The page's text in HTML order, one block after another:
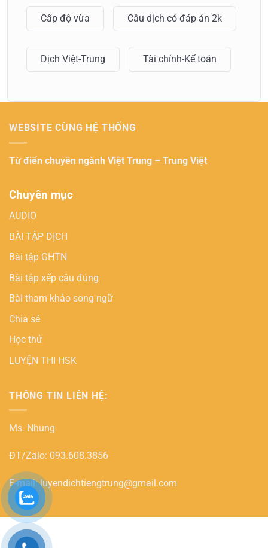
Cấp độ vừa Câu dịch có đáp án 2k
Dịch Việt-Trung Tài chính-Kế toán
WEBSITE CÙNG HỆ THỐNG
Từ điển chuyên ngành Việt Trung – Trung Việt
Chuyên mục
AUDIO
BÀI TẬP DỊCH
Bài tập GHTN
Bài tập xếp câu đúng
Bài tham khảo song ngữ
Chia sẻ
Học thử
LUYỆN THI HSK
THÔNG TIN LIÊN HỆ:
Ms. Nhung
ĐT/Zalo: 093.608.3856
E-mail: luyendichtiengtrung@gmail.com